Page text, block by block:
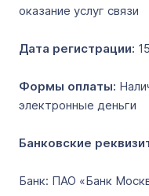
оказание услуг связи
Дата регистрации:
Формы оплаты:
электронные деньги
Банковские
Банк: ПАО «Банк